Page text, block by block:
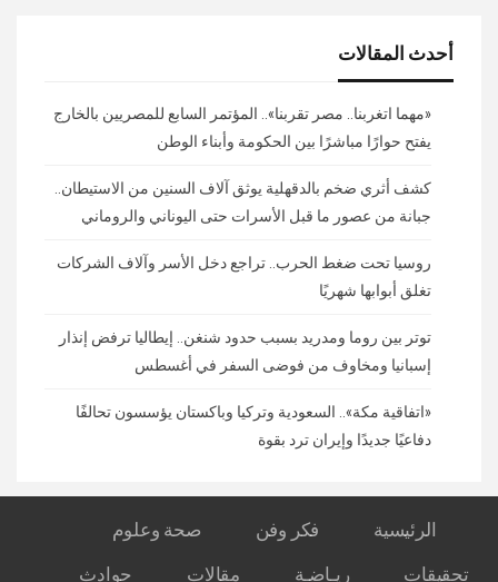
أحدث المقالات
«مهما اتغربنا.. مصر تقربنا».. المؤتمر السابع للمصريين بالخارج
يفتح حوارًا مباشرًا بين الحكومة وأبناء الوطن
كشف أثري ضخم بالدقهلية يوثق آلاف السنين من الاستيطان..
جبانة من عصور ما قبل الأسرات حتى اليوناني والروماني
روسيا تحت ضغط الحرب.. تراجع دخل الأسر وآلاف الشركات
تغلق أبوابها شهريًا
توتر بين روما ومدريد بسبب حدود شنغن.. إيطاليا ترفض إنذار
إسبانيا ومخاوف من فوضى السفر في أغسطس
«اتفاقية مكة».. السعودية وتركيا وباكستان يؤسسون تحالفًا
دفاعيًا جديدًا وإيران ترد بقوة
الرئيسية فكر وفن
صحة وعلوم
تحقيقات
ريـاضـة مقالات حوادث